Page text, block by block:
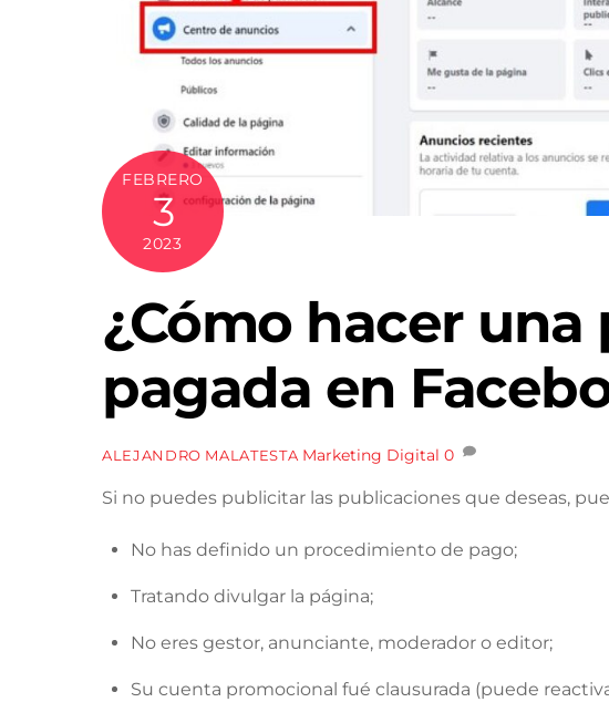
FEBRERO
3
2023
¿Cómo hacer
pagada en
ALEJANDRO MALATESTA Marketing Digital 0
Si no puedes publicitar las publicaciones que deseas,
No has definido un procedimiento de pago;
Tratando divulgar la página;
No eres gestor, anunciante, moderador o editor;
Su cuenta promocional fué clausurada (puede